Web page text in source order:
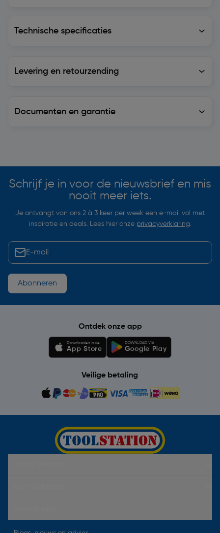
Technische specificaties
Levering en retourzending
Documenten en garantie
Schrijf je in voor de nieuwsbrief en mis
nooit meer iets.
Je ontvangt van ons 2 à 3 keer per week een e-mail vol met
inspiratie en deals. Lees hier onze privacyverklaring.
Abonneren
Ontdek onze app
Downloaden in de
App Store
DOWNLOAD VIA
Google Play
Veilige betaling